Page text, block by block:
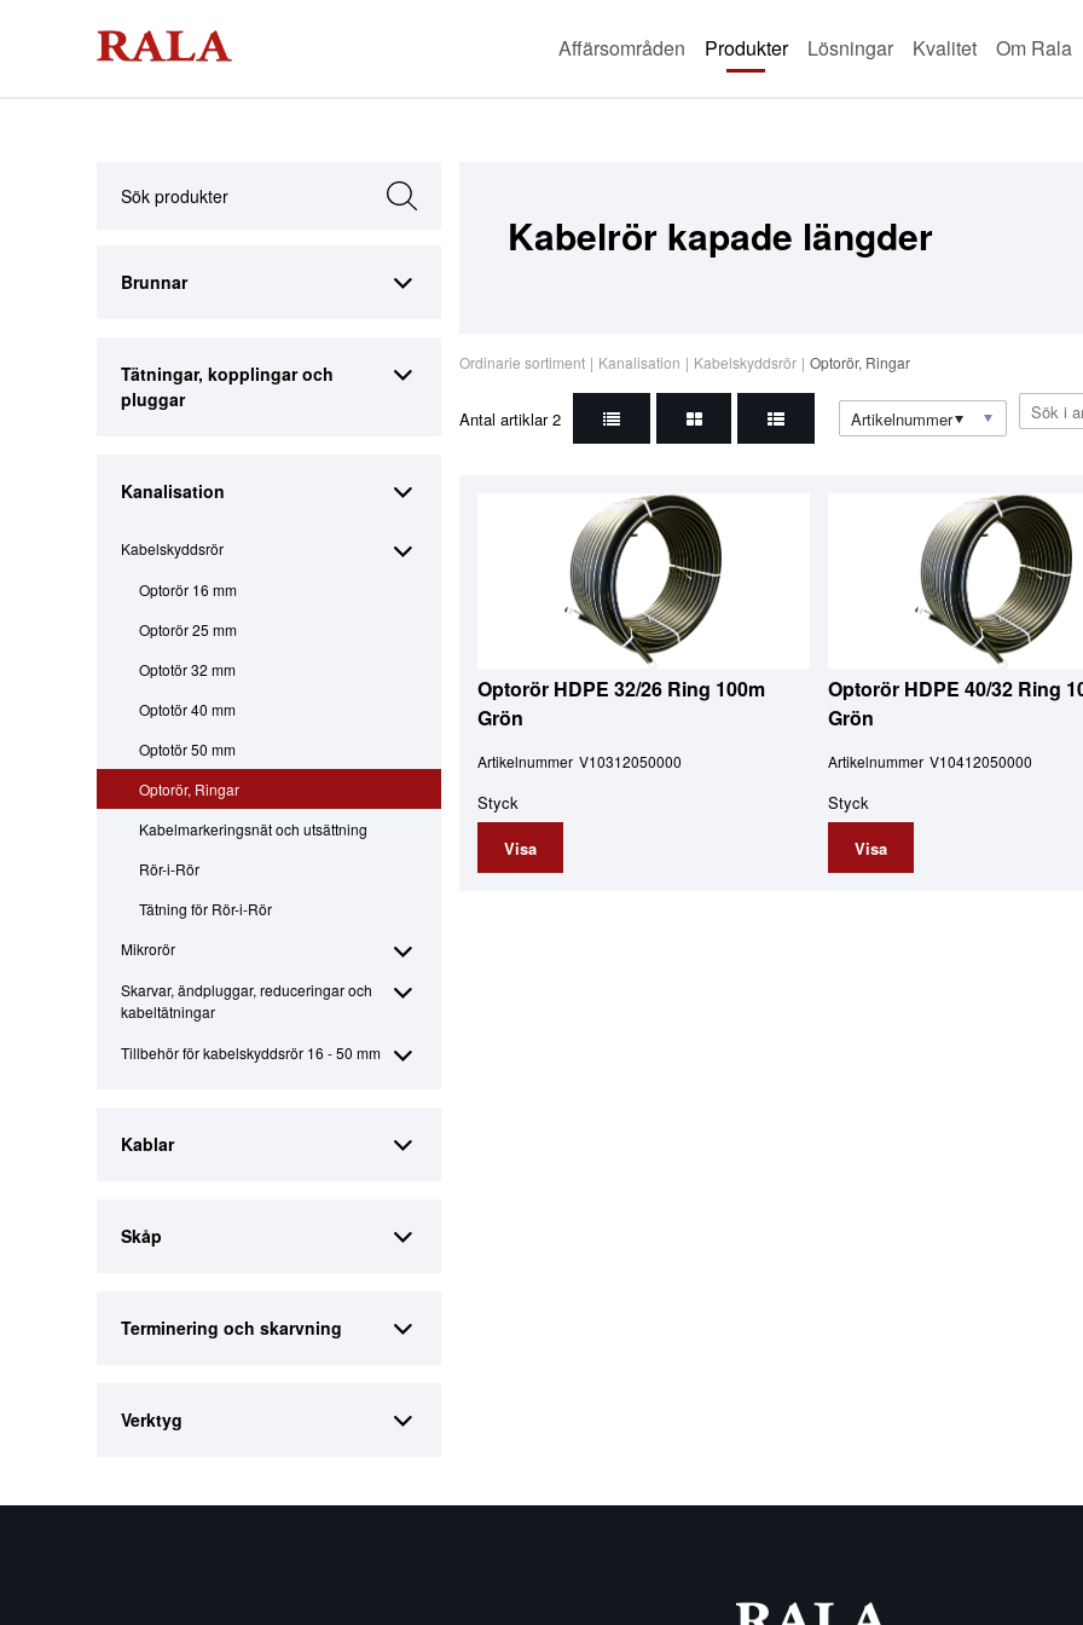
Affärsområden Produkter Lösningar Kvalitet Om Rala
Brunnar
Tätningar, kopplingar och
pluggar
Kanalisation
Kabelskyddsrör
Optorör 16 mm
Optorör 25 mm
Optotör 32 mm
Optotör 40 mm
Optotör 50 mm
Optorör, Ringar
Kabelmarkeringsnät och utsättning
Rör-i-Rör
Tätning för Rör-i-Rör
Mikrorör
Skarvar, ändpluggar, reduceringar och
kabeltätningar
Tillbehör för kabelskyddsrör 16 - 50 mm
Kablar
Skåp
Terminering och skarvning
Verktyg
Kabelrör kapade längder
Ordinarie sortiment | Kanalisation | Kabelskyddsrör | Optorör, Ringar
Antal artiklar2 Artikelnummer
Optorör HDPE 32/26 Ring 100m
Grön
Artikelnummer V10312050000
Styck
Visa
Optorör HDPE 40/32 Ring
Grön
Artikelnummer V10412050000
Styck
Visa